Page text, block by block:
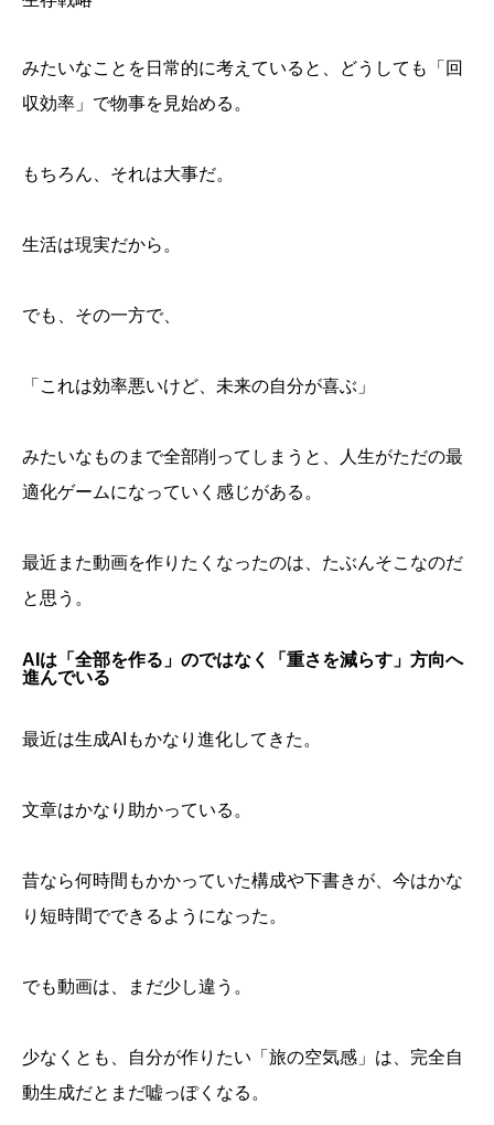
みたいなことを日常的に考えていると、どうしても「回
収効率」で物事を見始める。
もちろん、それは大事だ。
生活は現実だから。
でも、その一方で、
「これは効率悪いけど、未来の自分が喜ぶ」
みたいなものまで全部削ってしまうと、人生がただの最
適化ゲームになっていく感じがある。
最近また動画を作りたくなったのは、たぶんそこなのだ
と思う。
AIは「全部を作る」のではなく「重さを減らす」方向へ
進んでいる
最近は生成AIもかなり進化してきた。
文章はかなり助かっている。
昔なら何時間もかかっていた構成や下書きが、今はかな
り短時間でできるようになった。
でも動画は、まだ少し違う。
少なくとも、自分が作りたい「旅の空気感」は、完全自
動生成だとまだ嘘っぽくなる。
「収益」だけでは測れないものがある
「続けられる形」に変えていく